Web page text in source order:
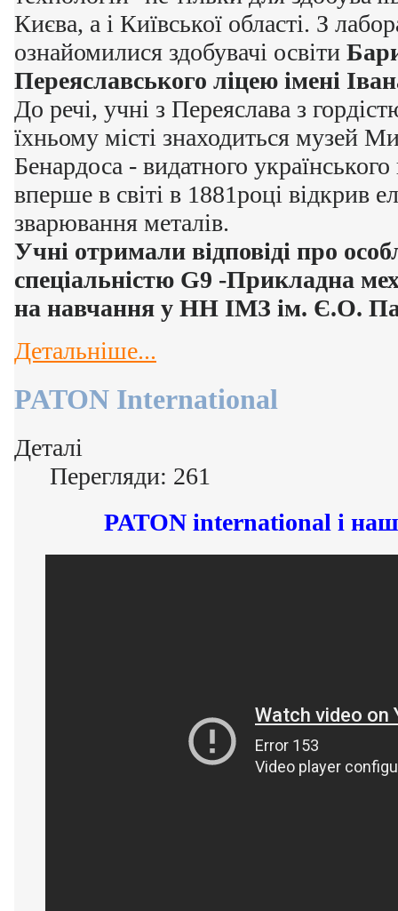
Києва, а і Київської області. З
ознайомилися здобувачі освіти
Переяславського ліцею імені
До речі, учні з Переяслава з
їхньому місті знаходиться музей
Бенардоса - видатного
вперше в світі в 1881році відкрив
зварювання металів.
Учні отримали відповіді про
спеціальністю G9 -Прикладна
на навчання у НН ІМЗ ім. Є.О.
Детальніше...
PATON International
Деталі
Перегляди: 261
PATON international і